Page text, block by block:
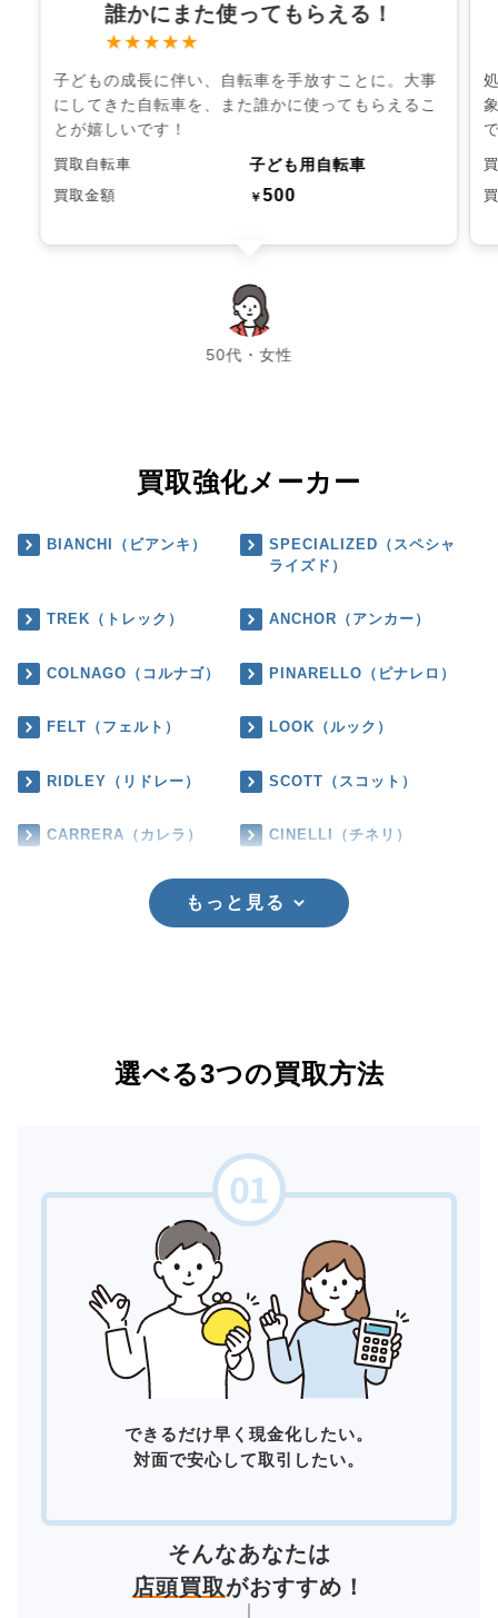
誰かにまた使ってもらえる！
★★★★★
子どもの成長に伴い、自転車を手放すことに。大事
にしてきた自転車を、また誰かに使ってもらえるこ
とが嬉しいです！
買取自転車 子ども用自転車
買取金額 ￥500
50代・女性
chevron_left chevron_right
買取強化メーカー
BIANCHI（ビアンキ）
SPECIALIZED（スペシャ
ライズド）
TREK（トレック） ANCHOR（アンカー）
COLNAGO（コルナゴ） PINARELLO（ピナレロ）
FELT（フェルト） LOOK（ルック）
RIDLEY（リドレー） SCOTT（スコット）
CARRERA（カレラ） CINELLI（チネリ）
もっと見る
選べる3つの買取方法
できるだけ早く現金化したい。
対面で安心して取引したい。
そんなあなたは
店頭買取がおすすめ！